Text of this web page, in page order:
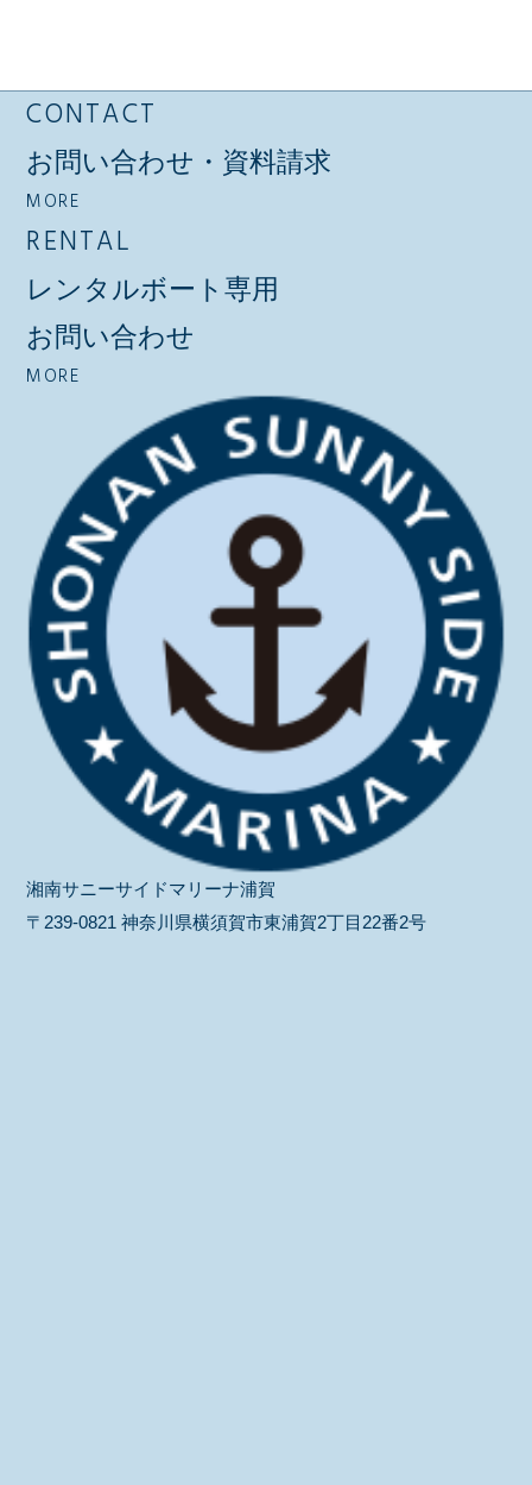
CONTACT
お問い合わせ・資料請求
MORE
RENTAL
レンタルボート専用
お問い合わせ
MORE
湘南サニーサイドマリーナ浦賀
〒239-0821 神奈川県横須賀市東浦賀2丁目22番2号